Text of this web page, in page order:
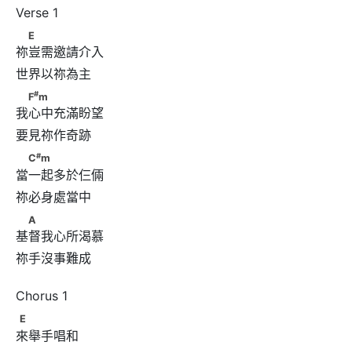
E
E
祢豈需邀請介入
F# m
F#m
我心中充滿盼望
C#m
C#m
當一起多於仨倆
A
A
基督我心所渴慕
祢手沒事難成
E
E
來舉手唱和